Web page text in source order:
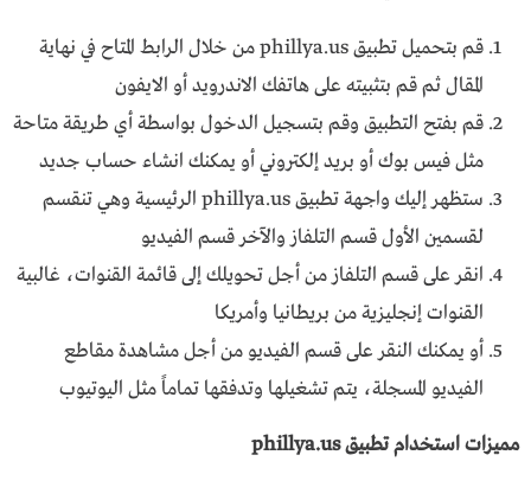
قم بتحميل تطبيق phillya.us من خلال الرابط المتاح في نهاية
المقال ثم قم بتثبيته على هاتفك الاندرويد أو الايفون
قم بفتح التطبيق وقم بتسجيل الدخول بواسطة أي طريقة متاحة
مثل فيس بوك أو بريد إلكتروني أو يمكنك انشاء حساب جديد
ستظهر إليك واجهة تطبيق phillya.us الرئيسية وهي تنقسم
لقسمين الأول قسم التلفاز والآخر قسم الفيديو
انقر على قسم التلفاز من أجل تحويلك إلى قائمة القنوات، غالبية
القنوات إنجليزية من بريطانيا وأمريكا
أو يمكنك النقر على قسم الفيديو من أجل مشاهدة مقاطع
الفيديو المسجلة، يتم تشغيلها وتدفقها تماماً مثل اليوتيوب
مميزات استخدام تطبيق phillya.us